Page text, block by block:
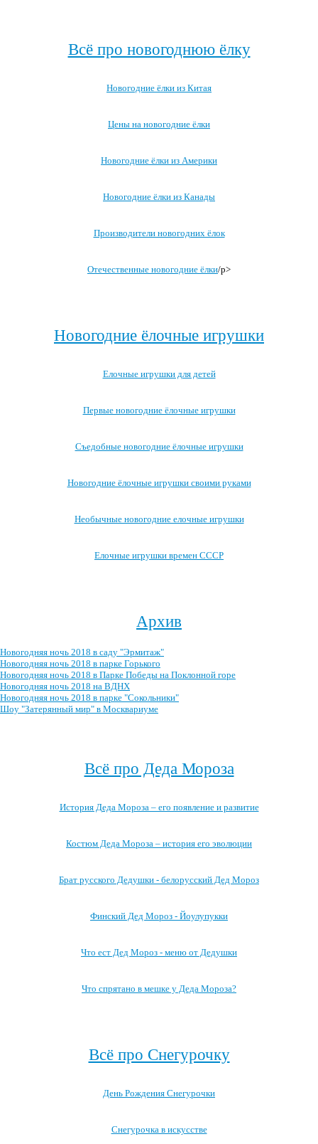
Всё про новогоднюю ёлку
Новогодние ёлки из Китая
Цены на новогодние ёлки
Новогодние ёлки из Америки
Новогодние ёлки из Канады
Производители новогодних ёлок
Отечественные новогодние ёлки/p>
Новогодние ёлочные игрушки
Елочные игрушки для детей
Первые новогодние ёлочные игрушки
Съедобные новогодние ёлочные игрушки
Новогодние ёлочные игрушки своими руками
Необычные новогодние елочные игрушки
Елочные игрушки времен СССР
Архив
Новогодняя ночь 2018 в саду "Эрмитаж"
Новогодняя ночь 2018 в парке Горького
Новогодняя ночь 2018 в Парке Победы на Поклонной горе
Новогодняя ночь 2018 на ВДНХ
Новогодняя ночь 2018 в парке "Сокольники"
Шоу "Затерянный мир" в Москвариуме
Всё про Деда Мороза
История Деда Мороза – его появление и развитие
Костюм Деда Мороза – история его эволюции
Брат русского Дедушки - белорусский Дед Мороз
Финский Дед Мороз - Йоулупукки
Что ест Дед Мороз - меню от Дедушки
Что спрятано в мешке у Деда Мороза?
Всё про Снегурочку
День Рождения Снегурочки
Снегурочка в искусстве